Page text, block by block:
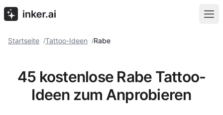
Startseite /Tattoo-Ideen /Rabe
45 kostenlose Rabe Tattoo-
Ideen zum Anprobieren